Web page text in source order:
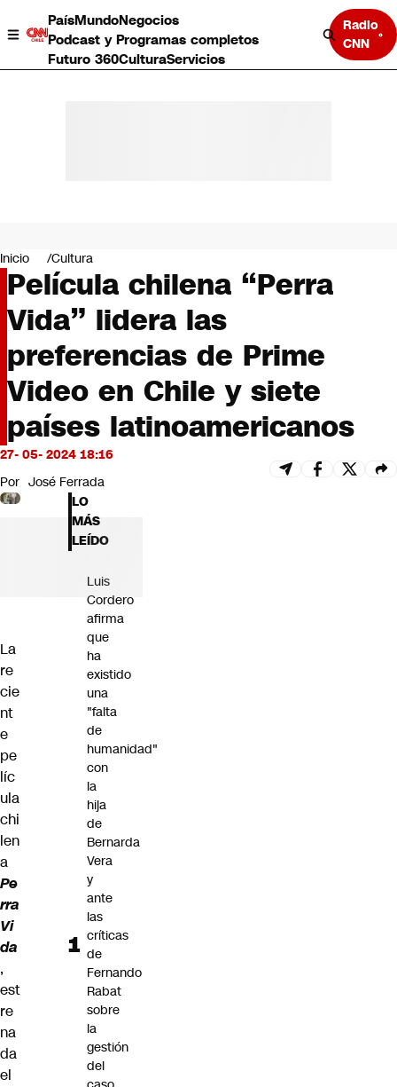
PaísMundoNegocios
Podcast y Programas completos
Futuro 360CulturaServicios
Radio
CNN
Negocios
Deportes
Programas completos
Cultura
Servicios
Bits
CNN tiempo
Futuro 360
Opinión
Inicio Cultura
Película chilena “Perra
Vida” lidera las
preferencias de Prime
Video en Chile y siete
países latinoamericanos
27- 05- 2024 18:16
Por José Ferrada
La
re
cie
nt
e
pe
líc
ula
chi
len
a
Pe
rra
Vi
da
,
est
re
na
da
el
LO
MÁS
LEÍDO
Luis
Cordero
afirma
que
ha
existido
una
"falta
de
humanidad"
con
la
hija
de
Bernarda
Vera
y
ante
las
críticas
de
Fernando
Rabat
sobre
la
gestión
del